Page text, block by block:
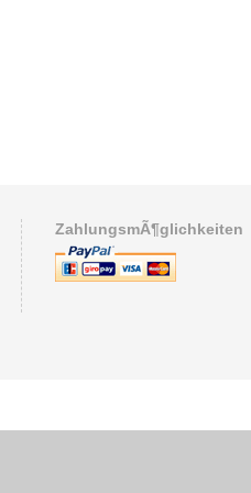
ZahlungsmÃ¶glichkeiten